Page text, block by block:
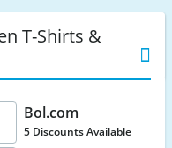
T-Shirts &
Bol.com
5 Discounts Available